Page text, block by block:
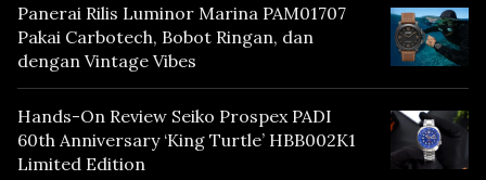
Panerai Rilis Luminor Marina PAM01707
Pakai Carbotech, Bobot Ringan, dan
dengan Vintage Vibes
Hands-On Review Seiko Prospex PADI
60th Anniversary ‘King Turtle’ HBB002K1
Limited Edition